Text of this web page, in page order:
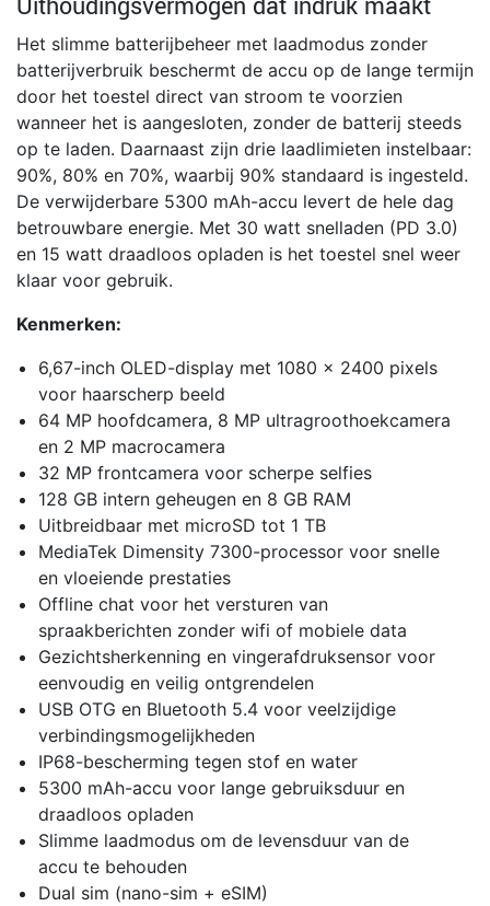
Het slimme batterijbeheer met laadmodus zonder
batterijverbruik beschermt de accu op de lange termijn
door het toestel direct van stroom te voorzien
wanneer het is aangesloten, zonder de batterij steeds
op te laden. Daarnaast zijn drie laadlimieten instelbaar:
90%, 80% en 70%, waarbij 90% standaard is ingesteld.
De verwijderbare 5300 mAh-accu levert de hele dag
betrouwbare energie. Met 30 watt snelladen (PD 3.0)
en 15 watt draadloos opladen is het toestel snel weer
klaar voor gebruik.
Kenmerken:
6,67-inch OLED-display met 1080 x 2400 pixels
voor haarscherp beeld
64 MP hoofdcamera, 8 MP ultragroothoekcamera
en 2 MP macrocamera
32 MP frontcamera voor scherpe selfies
128 GB intern geheugen en 8 GB RAM
Uitbreidbaar met microSD tot 1 TB
MediaTek Dimensity 7300-processor voor snelle
en vloeiende prestaties
Offline chat voor het versturen van
spraakberichten zonder wifi of mobiele data
Gezichtsherkenning en vingerafdruksensor voor
eenvoudig en veilig ontgrendelen
USB OTG en Bluetooth 5.4 voor veelzijdige
verbindingsmogelijkheden
IP68-bescherming tegen stof en water
5300 mAh-accu voor lange gebruiksduur en
draadloos opladen
Slimme laadmodus om de levensduur van de
accu te behouden
Dual sim (nano-sim + eSIM)